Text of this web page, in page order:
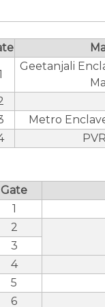
Geetanjali
Metro
Gate
1
2
3
4
5
6